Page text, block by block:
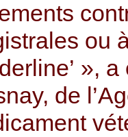
ou
»,
de